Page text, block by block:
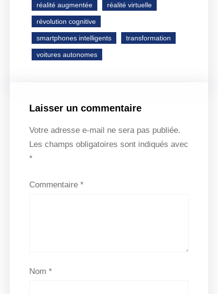
réalité augmentée réalité virtuelle
révolution cognitive
smartphones intelligents transformation
voitures autonomes
Laisser un commentaire
Votre adresse e-mail ne sera pas publiée.
Les champs obligatoires sont indiqués avec
*
Commentaire *
Nom *